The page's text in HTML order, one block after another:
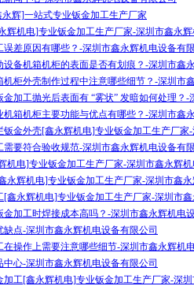
辉]一站式专业钣金加工生产厂家
辉机电]专业钣金加工生产厂家-深圳市鑫永
误差原因有哪些？-深圳市鑫永辉机电设备有
设备机箱机柜的表面是否有划痕？-深圳市鑫
机柜外壳制作过程中注意哪些细节？-深圳市
金加工抛光后表面有 “雾状” 发暗如何处理？
机箱机柜主要功能与优点有哪些？-深圳市鑫
钣金外壳[鑫永辉机电]专业钣金加工生产厂家
需要符合验收规范-深圳市鑫永辉机电设备有
机电]专业钣金加工生产厂家-深圳市鑫永辉
永辉机电]专业钣金加工生产厂家-深圳市鑫
[鑫永辉机电]专业钣金加工生产厂家-深圳市
金加工时焊接成本高吗？-深圳市鑫永辉机电
缺点-深圳市鑫永辉机电设备有限公司
在操作上需要注意哪些细节-深圳市鑫永辉机
中心-深圳市鑫永辉机电设备有限公司
加工[鑫永辉机电]专业钣金加工生产厂家-深